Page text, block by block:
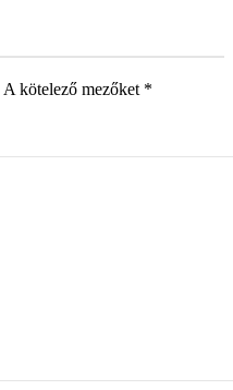
A kötelező mezőket *